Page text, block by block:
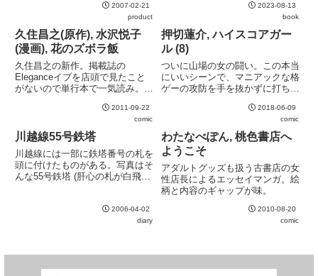
一通り寝てみてマニフレックスに
決める。ちょっと堅めなところが
好み。価格も許容範囲内。帰宅し
て...
2007-02-21
product
教材へのポインタが示されるの
で、それを目当てに読むのも良
い。英語の音に重きを置いている
姿勢は評価できる。フォニック...
2023-08-13
book
久住昌之(原作), 水沢悦子
(漫画), 花のズボラ飯
久住昌之の新作。掲載誌の
Eleganceイブを店頭で見たこと
がないので単行本で一気読み。絵
画家とは毛色が違い好き嫌いが分
かれそうではあるが、中身はいつ
もの久住昌之。主人公の台詞を見
ていると、まるで自炊の出来る
女...
2011-09-22
comic
押切蓮介, ハイスコアガー
ル (8)
ついに山場の女の闘い。この本当
にいいシーンで、マニアックな格
ゲーの攻防を手を抜かずに打ち込
2018-06-09
comic
川越線55号鉄塔
川越線には一部に鉄塔番号の札を
頭に付けたものがある。写真はそ
んな55号鉄塔 (肝心の札が白飛び
2006-04-02
diary
わたなべぽん, 桃色書店へ
ようこそ
アダルトグッズも扱う古書店の女
性店長によるエッセイマンガ。絵
柄と内容のギャップが味。
2010-08-20
comic